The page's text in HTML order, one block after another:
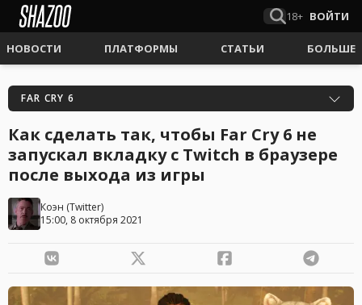
18+ ВОЙТИ
НОВОСТИ ПЛАТФОРМЫ СТАТЬИ БОЛЬШЕ
FAR CRY 6
Как сделать так, чтобы Far Cry 6 не
запускал вкладку с Twitch в браузере
после выхода из игры
Коэн (Twitter)
15:00, 8 октября 2021